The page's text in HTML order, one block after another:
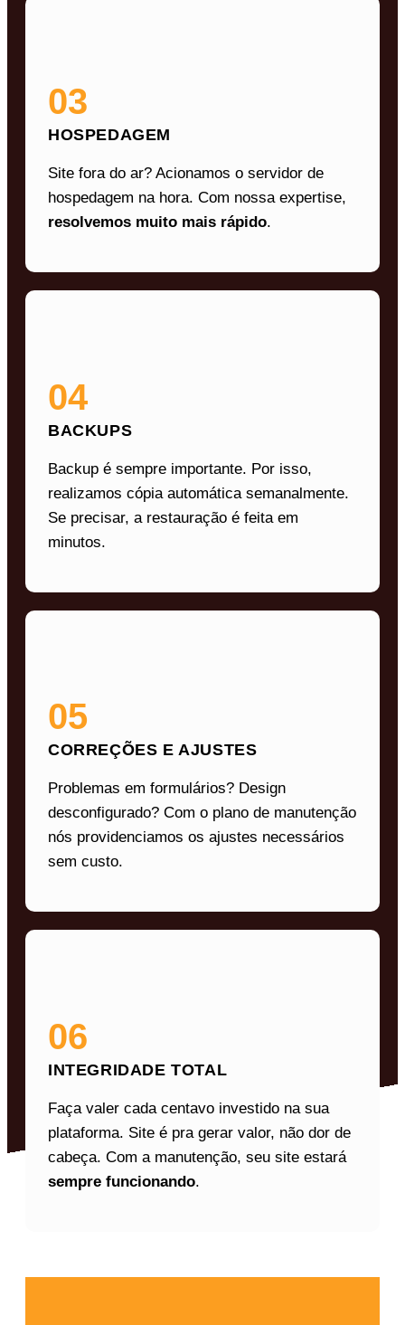
03
HOSPEDAGEM
Site fora do ar? Acionamos o servidor de
hospedagem na hora. Com nossa expertise,
resolvemos muito mais rápido.
04
BACKUPS
Backup é sempre importante. Por isso,
realizamos cópia automática semanalmente.
Se precisar, a restauração é feita em
minutos.
05
CORREÇÕES E AJUSTES
Problemas em formulários? Design
desconfigurado? Com o plano de manutenção
nós providenciamos os ajustes necessários
sem custo.
06
INTEGRIDADE TOTAL
Faça valer cada centavo investido na sua
plataforma. Site é pra gerar valor, não dor de
cabeça. Com a manutenção, seu site estará
sempre funcionando.